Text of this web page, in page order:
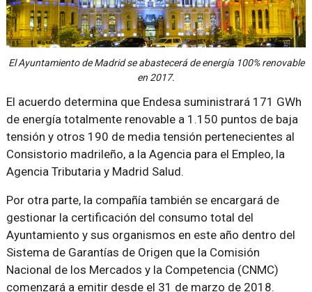
El Ayuntamiento de Madrid se abastecerá de energía 100% renovable
en 2017.
El acuerdo determina que Endesa suministrará 171 GWh
de energía totalmente renovable a 1.150 puntos de baja
tensión y otros 190 de media tensión pertenecientes al
Consistorio madrileño, a la Agencia para el Empleo, la
Agencia Tributaria y Madrid Salud.
Por otra parte, la compañía también se encargará de
gestionar la certificación del consumo total del
Ayuntamiento y sus organismos en este año dentro del
Sistema de Garantías de Origen que la Comisión
Nacional de los Mercados y la Competencia (CNMC)
comenzará a emitir desde el 31 de marzo de 2018.